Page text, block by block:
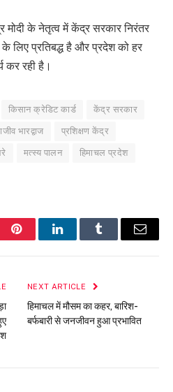
मोदी के नेतृत्व में केंद्र सरकार निरंतर
लिए प्रतिबद्ध है और प्रदेश को हर
कर रही है।
किसान क्रेडिट कार्ड केंद्र सरकार
भारद्वाज प्रशिक्षण केंद्र
मत्स्य पालन हिमाचल प्रदेश
PinterestLinkedInTumblr Email
NEXT ARTICLE
हिमाचल में मौसम का कहर, बारिश-
बर्फबारी से जनजीवन हुआ प्रभावित